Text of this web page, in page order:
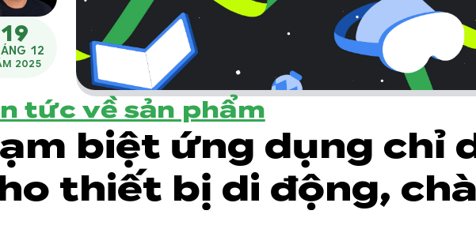
19
12
2025
tức về sản phẩm
biệt ứng dụng chỉ
thiết bị di động,